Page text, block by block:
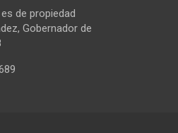
de propiedad
Gobernador de